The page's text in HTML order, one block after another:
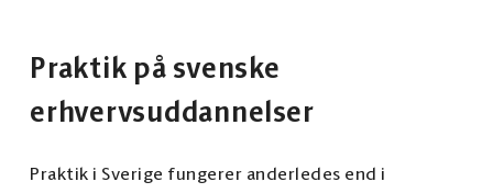
Praktik på svenske
erhvervsuddannelser
Praktik i Sverige fungerer anderledes end i